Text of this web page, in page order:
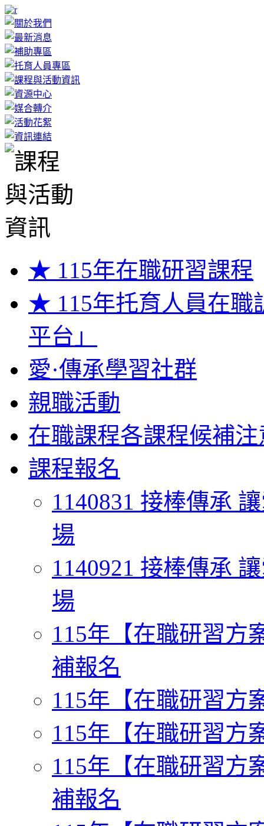
★ 115年在職研習課程
★ 115年托育人員在職
平台」
愛·傳承學習社群
親職活動
在職課程各課程候補
課程報名
1140831 接棒傳承
場
1140921 接棒傳承
場
115年【在職研習方
補報名
115年【在職研習方
115年【在職研習方
115年【在職研習方
補報名